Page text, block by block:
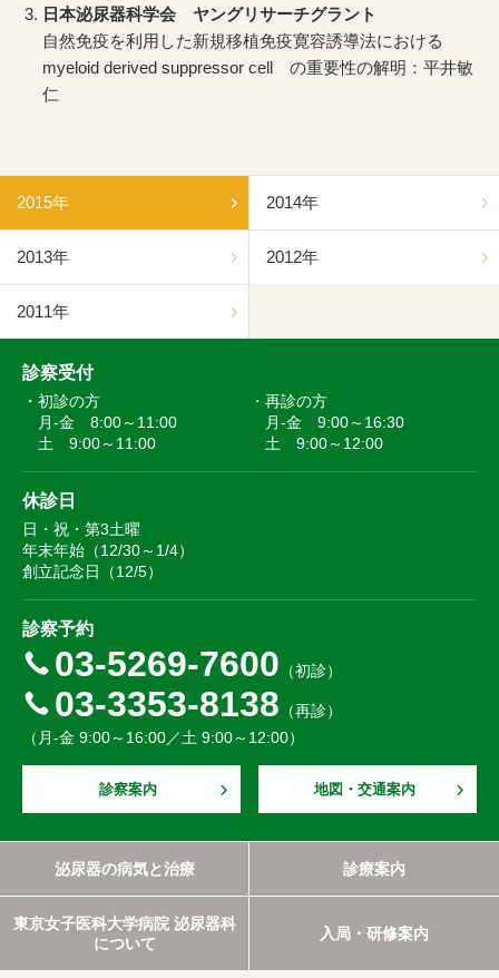
日本泌尿器科学会 ヤングリサーチグラント
自然免疫を利用した新規移植免疫寛容誘導法における
myeloid derived suppressor cell の重要性の解明：平井敏
仁
2015年 2014年
2013年 2012年
2011年
診察受付
初診の方
月-金 8:00～11:00
土 9:00～11:00
再診の方
月-金 9:00～16:30
土 9:00～12:00
休診日
日・祝・第3土曜
年末年始（12/30～1/4）
創立記念日（12/5）
診察予約
03-5269-7600 （初診）
03-3353-8138 （再診）
（月-金 9:00～16:00／土 9:00～12:00）
診察案内 地図・交通案内
泌尿器の病気と治療 診療案内
東京女子医科大学病院 泌尿器科
について
入局・研修案内